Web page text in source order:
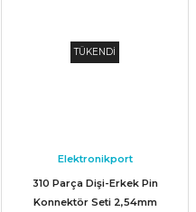
TÜKENDİ
Elektronikport
310 Parça Dişi-Erkek Pin
Konnektör Seti 2,54mm